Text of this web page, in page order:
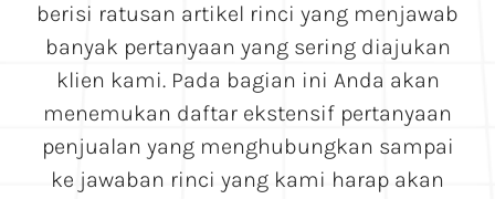
berisi ratusan artikel rinci yang menjawab
banyak pertanyaan yang sering diajukan
klien kami. Pada bagian ini Anda akan
menemukan daftar ekstensif pertanyaan
penjualan yang menghubungkan sampai
ke jawaban rinci yang kami harap akan